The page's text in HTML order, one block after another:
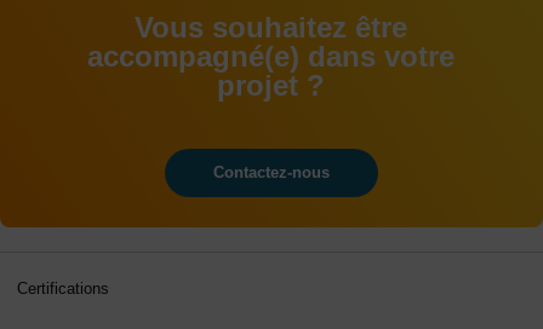
Vous souhaitez être
accompagné(e) dans votre
projet ?
Contactez-nous
Certifications